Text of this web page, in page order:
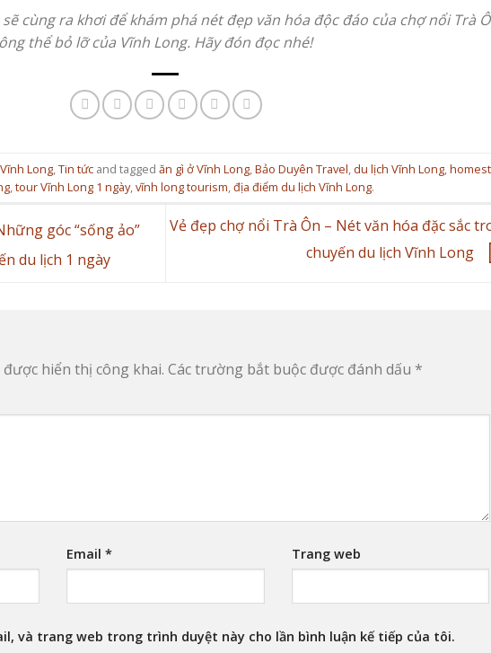
cùng ra khơi để khám phá nét đẹp văn hóa độc đáo của chợ nổi Trà
thể bỏ lỡ của Vĩnh Long. Hãy đón đọc nhé!
Long,Tin tức and taggedăn gì ở Vĩnh Long,Bảo Duyên Travel, du lịch Vĩnh Long,
,tour Vĩnh Long 1 ngày,vĩnh long tourism,địa điểm du lịch Vĩnh Long.
góc “sống ảo”
du lịch 1 ngày
Vẻ đẹp chợ nổi Trà Ôn – Nét văn hóa đặc sắc
chuyến du lịch Vĩnh Long
hiển thị công khai. Các trường bắt buộc được đánh dấu *
Email * Trang web
và trang web trong trình duyệt này cho lần bình luận kế tiếp của tôi.